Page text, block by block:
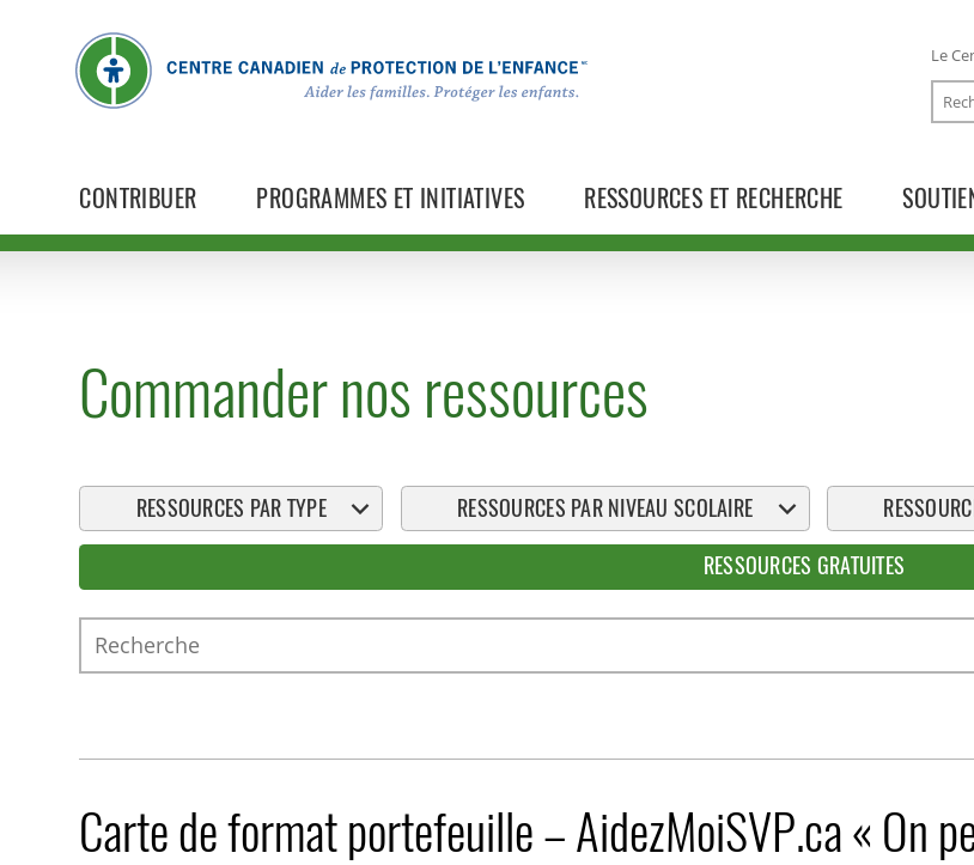
CONTRIBUER PROGRAMMES ET INITIATIVES RESSOURCES ET RECHERCHE
Le
Commander nos ressources
RESSOURCES PAR TYPE RESSOURCES PAR NIVEAU SCOLAIRE
RESSOURCES GRATUITES
Recherche
Carte de format portefeuille – AidezMoiSVP.ca « On